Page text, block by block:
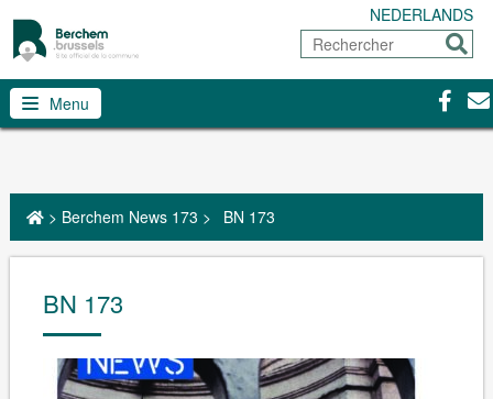
NEDERLANDS
Rechercher
Menu
> Berchem News 173 > BN 173
BN 173